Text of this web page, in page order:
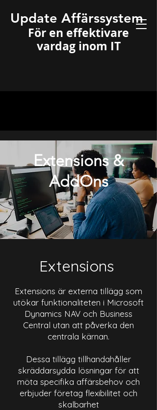
Update Affärssystem
För en effektivare
vardag inom IT
Extensions &
AddOns
Extensions
Extensions är externa tillägg som
utökar funktionaliteten i Microsoft
Dynamics NAV och Business
Central utan att påverka den
centrala kärnan.
Dessa tillägg tillhandahåller
skräddarsydda lösningar för att
möta specifika affärsbehov och
erbjuder företag flexibilitet och
skalbarhet